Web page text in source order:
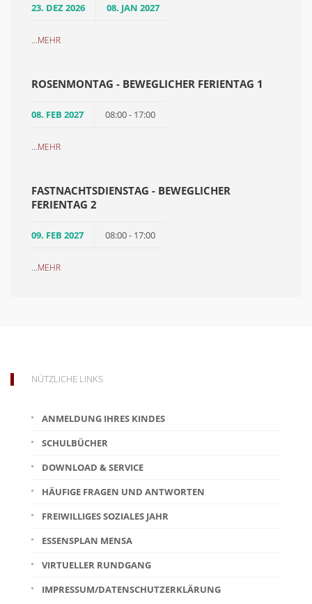
23. DEZ 2026 08. JAN 2027
...MEHR
ROSENMONTAG - BEWEGLICHER FERIENTAG 1
08. FEB 2027 08:00 - 17:00
...MEHR
FASTNACHTSDIENSTAG - BEWEGLICHER
FERIENTAG 2
09. FEB 2027 08:00 - 17:00
...MEHR
NÜTZLICHE LINKS
ANMELDUNG IHRES KINDES
SCHULBÜCHER
DOWNLOAD & SERVICE
HÄUFIGE FRAGEN UND ANTWORTEN
FREIWILLIGES SOZIALES JAHR
ESSENSPLAN MENSA
VIRTUELLER RUNDGANG
IMPRESSUM/DATENSCHUTZERKLÄRUNG